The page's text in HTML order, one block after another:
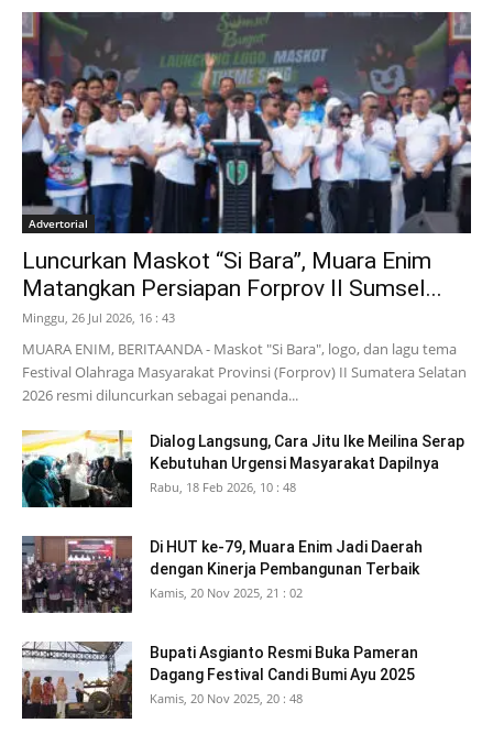
Advertorial
Luncurkan Maskot “Si Bara”, Muara Enim
Matangkan Persiapan Forprov II Sumsel...
Minggu, 26 Jul 2026, 16 : 43
MUARA ENIM, BERITAANDA - Maskot "Si Bara", logo, dan lagu tema
Festival Olahraga Masyarakat Provinsi (Forprov) II Sumatera Selatan
2026 resmi diluncurkan sebagai penanda...
Dialog Langsung, Cara Jitu Ike Meilina Serap
Kebutuhan Urgensi Masyarakat Dapilnya
Rabu, 18 Feb 2026, 10 : 48
Di HUT ke-79, Muara Enim Jadi Daerah
dengan Kinerja Pembangunan Terbaik
Kamis, 20 Nov 2025, 21 : 02
Bupati Asgianto Resmi Buka Pameran
Dagang Festival Candi Bumi Ayu 2025
Kamis, 20 Nov 2025, 20 : 48